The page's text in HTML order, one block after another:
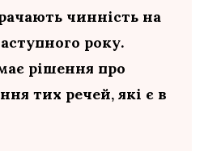
чинність на
року.
рішення про
тих речей, які є в